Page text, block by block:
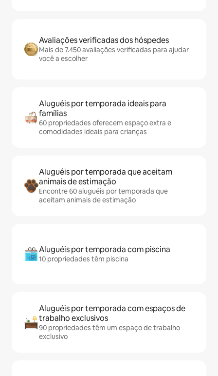
Avaliações verificadas dos hóspedes
Mais de 7.450 avaliações verificadas para ajudar
você a escolher
Aluguéis por temporada ideais para
famílias
60 propriedades oferecem espaço extra e
comodidades ideais para crianças
Aluguéis por temporada que aceitam
animais de estimação
Encontre 60 aluguéis por temporada que
aceitam animais de estimação
Aluguéis por temporada com piscina
10 propriedades têm piscina
Aluguéis por temporada com espaços de
trabalho exclusivos
90 propriedades têm um espaço de trabalho
exclusivo